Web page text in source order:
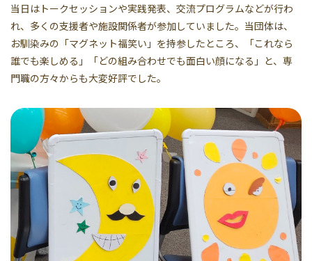
当日はトークセッションや実践発表、交流プログラムなどが行わ
れ、多くの支援者や施設関係者が参加していました。当団体は、
お馴染みの「マグネット福笑い」を持参したところ、「これなら
誰でも楽しめる」「どの組み合わせでも面白い顔になる」と、専
門職の方々からも大変好評でした。